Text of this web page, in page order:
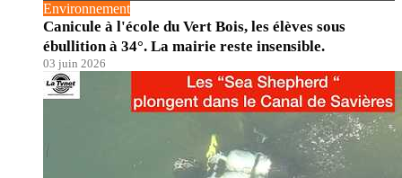
Environnement
Canicule à l'école du Vert Bois, les élèves sous
ébullition à 34°. La mairie reste insensible.
03 juin 2026